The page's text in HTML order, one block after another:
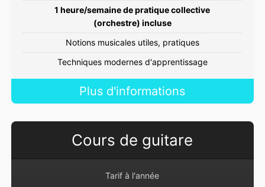
1 heure/semaine de pratique collective
(orchestre) incluse
Notions musicales utiles, pratiques
Techniques modernes d'apprentissage
Plus d'informations
Cours de guitare
Tarif à l'année